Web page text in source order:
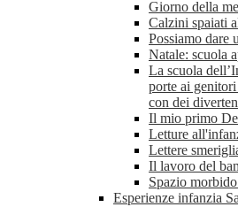
Giorno della
Calzini spaiati
Possiamo dare
Natale: scuola
La scuola
porte ai
con dei
Il mio primo
Letture
Lettere
Il lavoro del
Spazio
Esperienze infanzia